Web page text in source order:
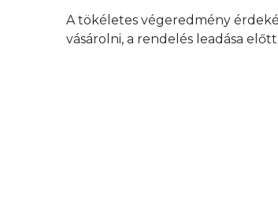
A tökéletes végeredmény
vásárolni, a rendelés leadása